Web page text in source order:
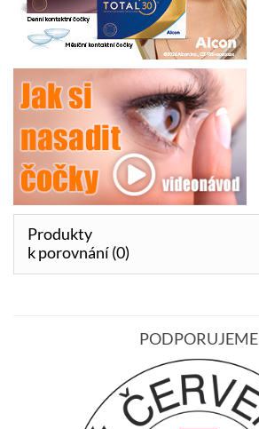
Produkty
k porovnání (0)
PODPORUJEME